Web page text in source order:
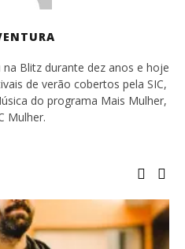
Blitz durante dez anos e hoje
de verão cobertos pela SIC,
do programa Mais Mulher,
Mulher.